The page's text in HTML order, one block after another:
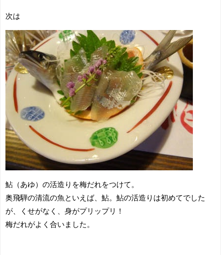
次は
鮎（あゆ）の活造りを梅だれをつけて。
奥飛騨の清流の魚といえば、鮎。鮎の活造りは初めてでした
が、くせがなく、身がプリップリ！
梅だれがよく合いました。